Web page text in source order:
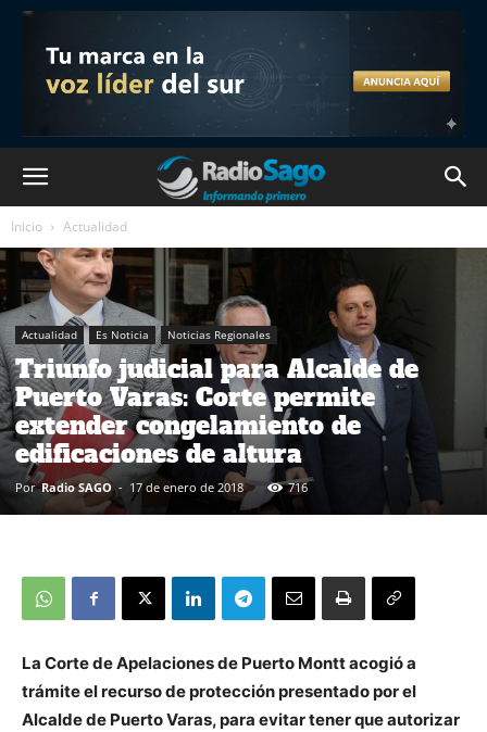
Inicio Actualidad
Actualidad Es Noticia Noticias Regionales
Triunfo judicial para Alcalde de
Puerto Varas: Corte permite
extender congelamiento de
edificaciones de altura
Por Radio SAGO - 17 de enero de 2018 716
La Corte de Apelaciones de Puerto Montt acogió a
trámite el recurso de protección presentado por el
Alcalde de Puerto Varas, para evitar tener que autorizar